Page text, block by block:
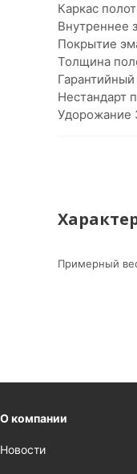
Каркас
Внутреннее
Покрытие
Толщина
Нестандарт
Удорожание
Примерный
О компании
Новости